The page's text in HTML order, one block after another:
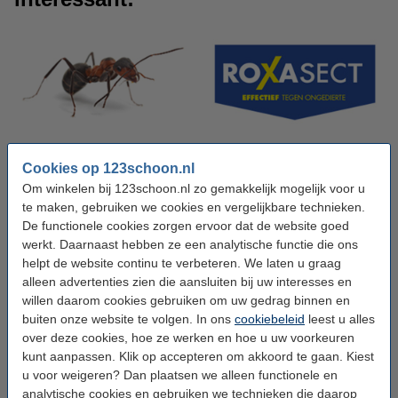
Cookies op 123schoon.nl
Om winkelen bij 123schoon.nl zo gemakkelijk mogelijk voor u
te maken, gebruiken we cookies en vergelijkbare technieken.
De functionele cookies zorgen ervoor dat de website goed
werkt. Daarnaast hebben ze een analytische functie die ons
helpt de website continu te verbeteren. We laten u graag
alleen advertenties zien die aansluiten bij uw interesses en
willen daarom cookies gebruiken om uw gedrag binnen en
buiten onze website te volgen. In ons cookiebeleid leest u alles
over deze cookies, hoe ze werken en hoe u uw voorkeuren
kunt aanpassen. Klik op accepteren om akkoord te gaan. Kiest
u voor weigeren? Dan plaatsen we alleen functionele en
analytische cookies en gebruiken we technieken die daarop
Mieren bestrijden
Vapona